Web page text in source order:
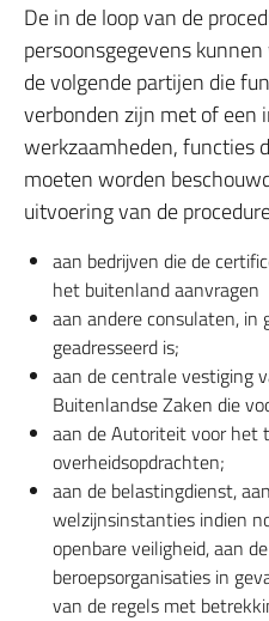
De in de loop van de
persoonsgegevens
de volgende partijen die
verbonden zijn met of een
werkzaamheden, functies
moeten worden
uitvoering van de
aan bedrijven die de
het buitenland aanvragen
aan andere consulaten, in
geadresseerd is;
aan de centrale vestiging
Buitenlandse Zaken die
aan de Autoriteit voor het
overheidsopdrachten;
aan de belastingdienst,
welzijnsinstanties indien
openbare veiligheid, aan
beroepsorganisaties in
van de regels met